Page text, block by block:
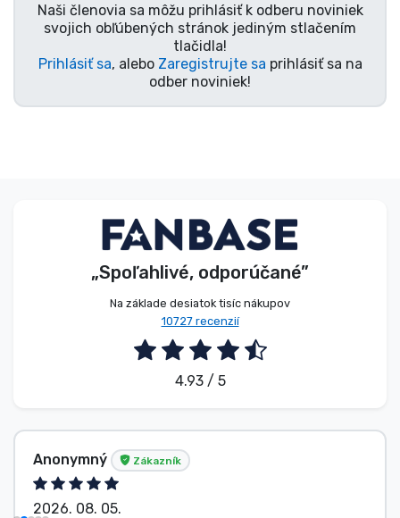
Naši členovia sa môžu prihlásiť k odberu noviniek
svojich obľúbených stránok jediným stlačením
tlačidla!
Prihlásiť sa, alebo Zaregistrujte sa prihlásiť sa na
odber noviniek!
„Spoľahlivé, odporúčané”
Na základe desiatok tisíc nákupov
10727 recenzií
4.93 / 5
Anonymný Zákazník
2026. 08. 05.